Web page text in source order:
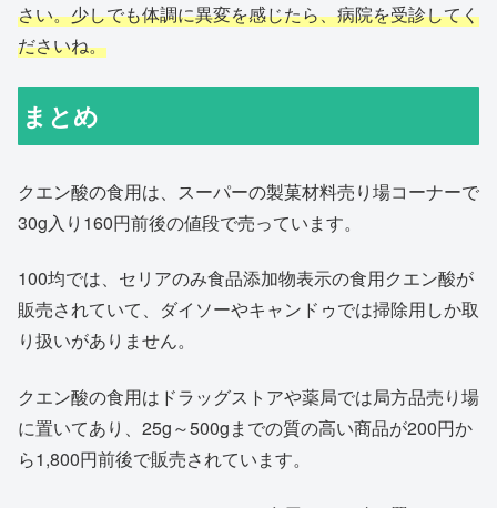
さい。少しでも体調に異変を感じたら、病院を受診してく
ださいね。
まとめ
クエン酸の食用は、スーパーの製菓材料売り場コーナーで
30g入り160円前後の値段で売っています。
100均では、セリアのみ食品添加物表示の食用クエン酸が
販売されていて、ダイソーやキャンドゥでは掃除用しか取
り扱いがありません。
クエン酸の食用はドラッグストアや薬局では局方品売り場
に置いてあり、25g～500gまでの質の高い商品が200円か
ら1,800円前後で販売されています。